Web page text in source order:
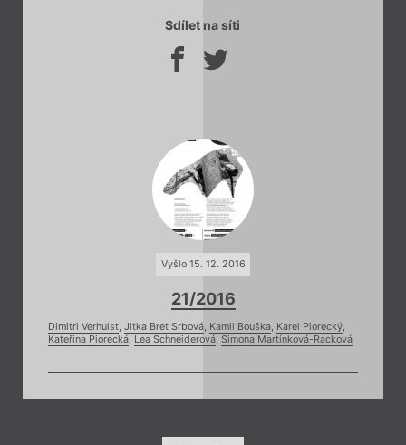
Sdílet na síti
Vyšlo 15. 12. 2016
21/2016
Dimitri Verhulst, Jitka Bret Srbová, Kamil Bouška, Karel Piorecký,
Kateřina Piorecká, Lea Schneiderová, Simona Martínková-Racková